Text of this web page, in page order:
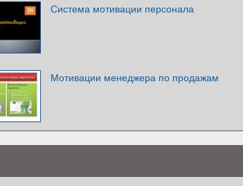
Система мотивации персонала
Мотивации менеджера по продажам